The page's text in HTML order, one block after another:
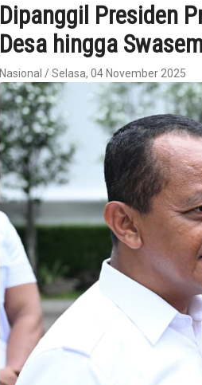
Dipanggil Presiden
Desa hingga
Nasional / Selasa, 04 November 2025